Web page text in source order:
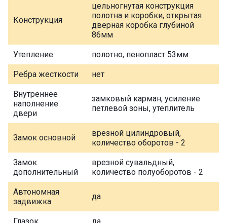
Конструкция
цельногнутая конструкция
полотна и коробки, открытая
дверная коробка глубиной
86мм
Утепление полотно, пенопласт 53мм
Ребра жесткости нет
Внутреннее
наполнение
двери
замковый карман, усиление
петлевой зоны, утеплитель
Замок основной
врезной цилиндровый,
количество оборотов - 2
Замок
дополнительный
врезной сувальдный,
количество полуоборотов - 2
Автономная
задвижка
да
Глазок да